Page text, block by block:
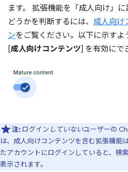
ます。 拡張機能を「成人向け」
どうかを判断するには、 成人向け
ンをご覧ください。以下に示すよ
[成人向けコンテンツ] を有効にで
注: ログイン していないユーザーの
は、成人向けコンテンツを含む拡張機能
たアカウントにログインしていると、検
表示されます。